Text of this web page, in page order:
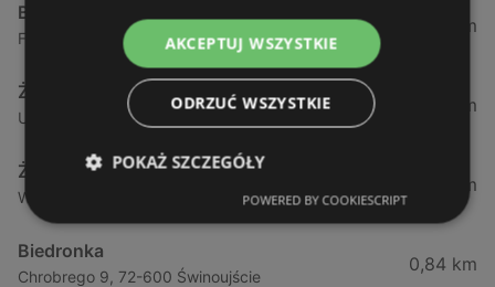
Biedronka
Fińska 4, 72-602 Świnoujście
0,23 km
Żabka
Ul. Barlickiego 4d / 2, 72-602 Świnoujście
0,64 km
Żabka
Wybrzeze Władysława Iv 11, 72-600 Świnoujście
0,74 km
Biedronka
Chrobrego 9, 72-600 Świnoujście
0,84 km
AKCEPTUJ WSZYSTKIE
ODRZUĆ WSZYSTKIE
POKAŻ SZCZEGÓŁY
POWERED BY COOKIESCRIPT